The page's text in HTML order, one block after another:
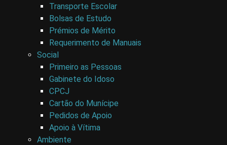
Transporte Escolar
Bolsas de Estudo
Prémios de Mérito
Requerimento de Manuais
Social
Primeiro as Pessoas
Gabinete do Idoso
CPCJ
Cartão do Munícipe
Pedidos de Apoio
Apoio à Vítima
Ambiente